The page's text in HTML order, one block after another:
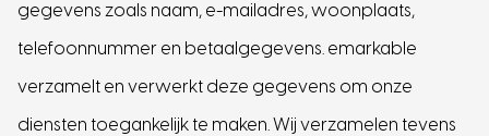
gegevens zoals naam, e-mailadres, woonplaats,
telefoonnummer en betaalgegevens. emarkable
verzamelt en verwerkt deze gegevens om onze
diensten toegankelijk te maken. Wij verzamelen tevens